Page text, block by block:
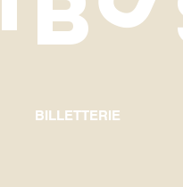
BILLETTERIE